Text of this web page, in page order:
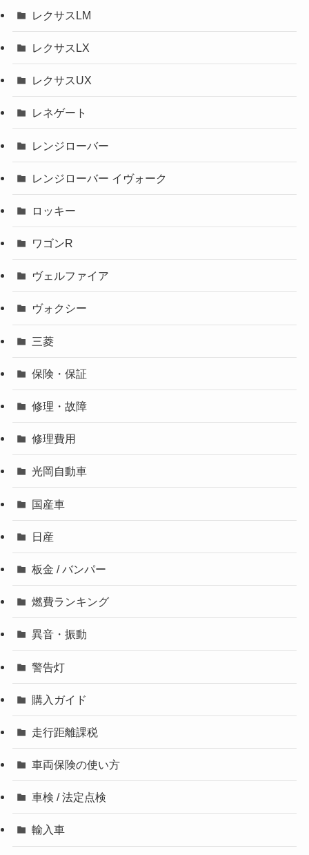
レクサスLM
レクサスLX
レクサスUX
レネゲート
レンジローバー
レンジローバー イヴォーク
ロッキー
ワゴンR
ヴェルファイア
ヴォクシー
三菱
保険・保証
修理・故障
修理費用
光岡自動車
国産車
日産
板金 / バンパー
燃費ランキング
異音・振動
警告灯
購入ガイド
走行距離課税
車両保険の使い方
車検 / 法定点検
輸入車